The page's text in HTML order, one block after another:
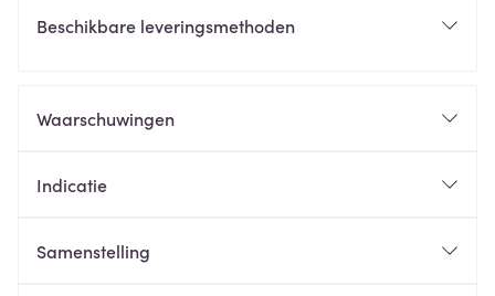
Beschikbare leveringsmethoden
Waarschuwingen
Indicatie
Samenstelling